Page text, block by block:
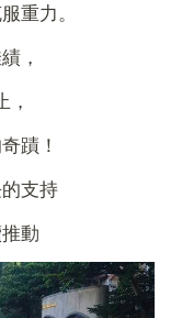
重力。
，
，
蹟！
支持
動